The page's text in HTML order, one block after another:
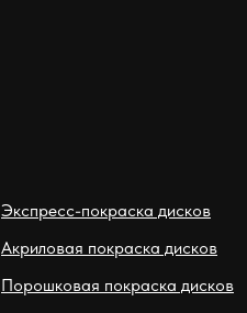
Экспресс-покраска дисков
Акриловая покраска дисков
Порошковая покраска дисков